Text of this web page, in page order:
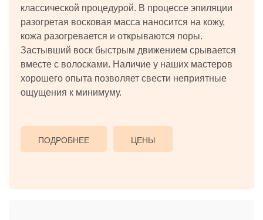
классической процедурой. В процессе эпиляции
разогретая восковая масса наносится на кожу,
кожа разогревается и открываются поры.
Застывший воск быстрым движением срывается
вместе с волосками. Наличие у наших мастеров
хорошего опыта позволяет свести неприятные
ощущения к минимуму.
ПОДРОБНЕЕ ЦЕНЫ